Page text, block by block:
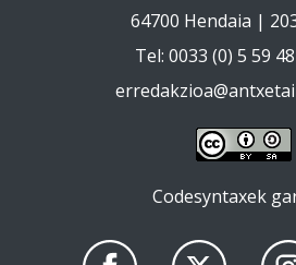
64700 Hendaia |
Tel: 0033 (0) 5 59
Codesyntaxek